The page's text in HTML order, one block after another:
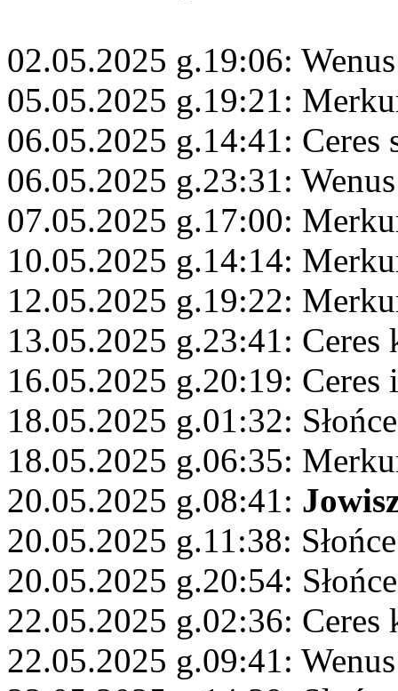
02.05.2025 g.19:06:
05.05.2025 g.19:21:
06.05.2025 g.14:41: Ceres
06.05.2025 g.23:31:
07.05.2025 g.17:00:
10.05.2025 g.14:14:
12.05.2025 g.19:22:
13.05.2025 g.23:41:
16.05.2025 g.20:19: Ceres
18.05.2025 g.01:32:
18.05.2025 g.06:35:
20.05.2025 g.08:41:
20.05.2025 g.11:38:
20.05.2025 g.20:54:
22.05.2025 g.02:36:
22.05.2025 g.09:41: